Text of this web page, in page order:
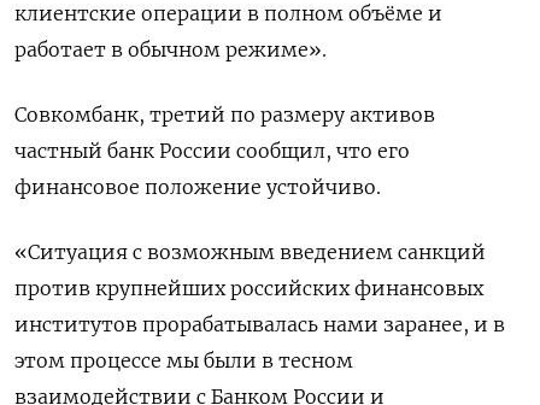
клиентские операции в полном объёме и
работает в обычном режиме».
Совкомбанк, третий по размеру активов
частный банк России сообщил, что его
финансовое положение устойчиво.
«Ситуация с возможным введением санкций
против крупнейших российских финансовых
институтов прорабатывалась нами заранее, и в
этом процессе мы были в тесном
взаимодействии с Банком России и